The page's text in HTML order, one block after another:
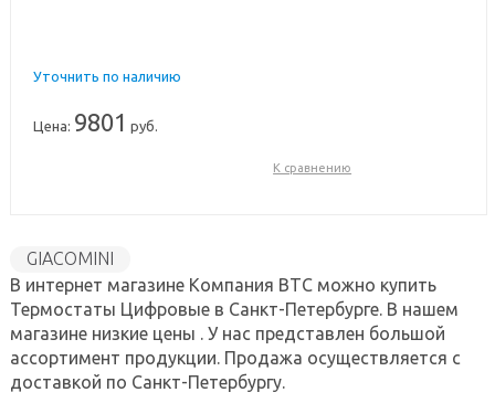
Уточнить по наличию
Цена: 9801 руб.
К сравнению
GIACOMINI
В интернет магазине Компания ВТС можно купить
Термостаты Цифровые в Санкт-Петербурге. В нашем
магазине низкие цены . У нас представлен большой
ассортимент продукции. Продажа осуществляется с
доставкой по Санкт-Петербургу.